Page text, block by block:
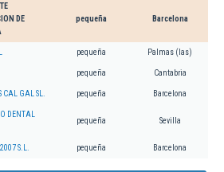
DE
pequeña Barcelona
pequeña Palmas (las)
pequeña Cantabria
CAL GAL SL. pequeña Barcelona
DENTAL
pequeña Sevilla
S.L. pequeña Barcelona